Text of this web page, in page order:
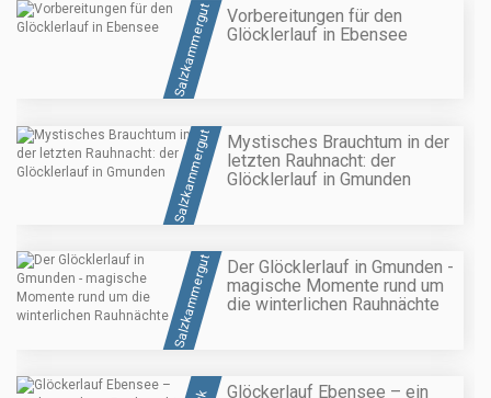
Salzkammergut
Vorbereitungen für den
Glöcklerlauf in Ebensee
Salzkammergut
Mystisches Brauchtum in der
letzten Rauhnacht: der
Glöcklerlauf in Gmunden
Salzkammergut
Der Glöcklerlauf in Gmunden -
magische Momente rund um
die winterlichen Rauhnächte
Glöckerlauf Ebensee – ein